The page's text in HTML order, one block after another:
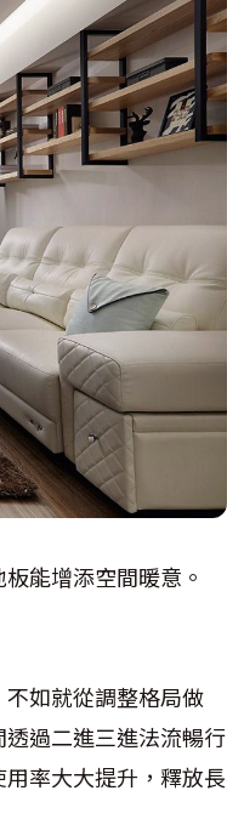
能增添空間暖意。
如就從調整格局做
過二進三進法流暢行
率大大提升，釋放長